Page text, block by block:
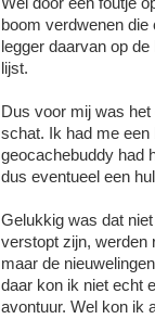
boom verdwenen
legger daarvan op
lijst.
Dus voor mij was
schat. Ik had me een
geocachebuddy had
dus eventueel een
Gelukkig was dat
verstopt zijn, werden
maar de
daar kon ik niet echt
avontuur. Wel kon ik